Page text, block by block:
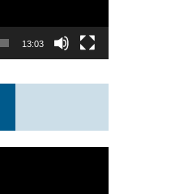
13:03